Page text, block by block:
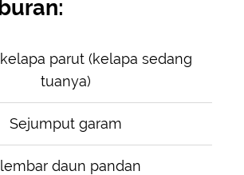
parut (kelapa sedang
tuanya)
Sejumput garam
daun pandan